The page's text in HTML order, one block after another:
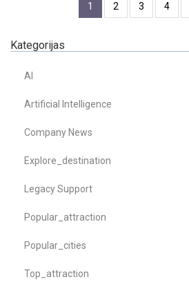
1 2 3 4
Kategorijas
AI
Artificial Intelligence
Company News
Explore_destination
Legacy Support
Popular_attraction
Popular_cities
Top_attraction